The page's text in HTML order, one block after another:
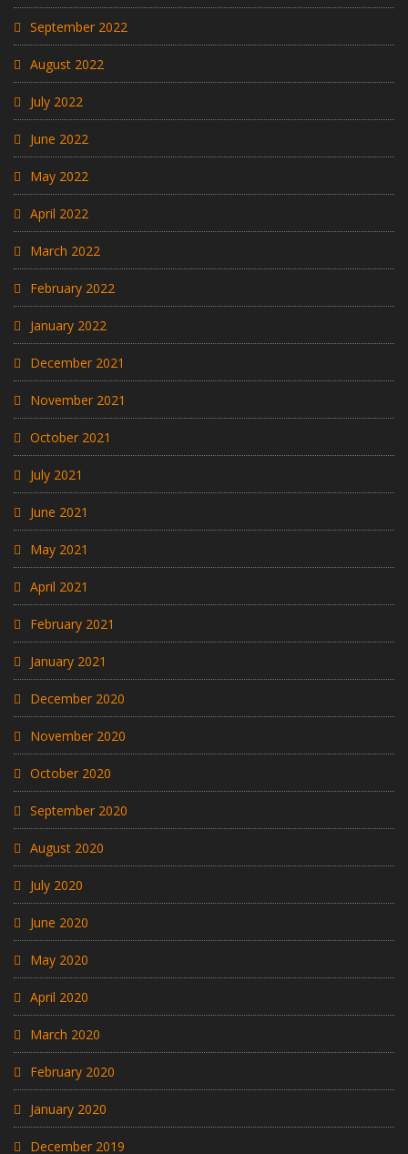
September 2022
August 2022
July 2022
June 2022
May 2022
April 2022
March 2022
February 2022
January 2022
December 2021
November 2021
October 2021
July 2021
June 2021
May 2021
April 2021
February 2021
January 2021
December 2020
November 2020
October 2020
September 2020
August 2020
July 2020
June 2020
May 2020
April 2020
March 2020
February 2020
January 2020
December 2019